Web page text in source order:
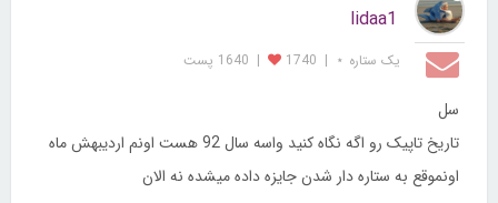
lidaa1
یک ستاره ⋆ |
1740
| 1640 پست
سل
تاریخ تاپیک رو اگه نگاه کنید واسه سال 92 هست اونم اردیبهش ماه
اونموقع به ستاره دار شدن جایزه داده میشده نه الان